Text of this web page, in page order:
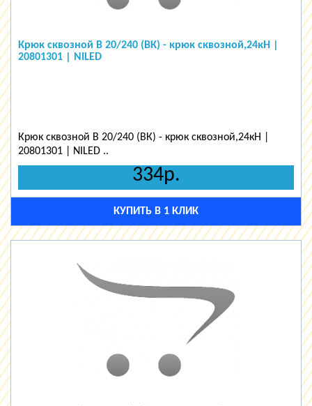
Крюк сквозной В 20/240 (ВК) - крюк сквозной,24кН |
20801301 | NILED
Крюк сквозной В 20/240 (ВК) - крюк сквозной,24кН |
20801301 | NILED ..
334р.
КУПИТЬ В 1 КЛИК